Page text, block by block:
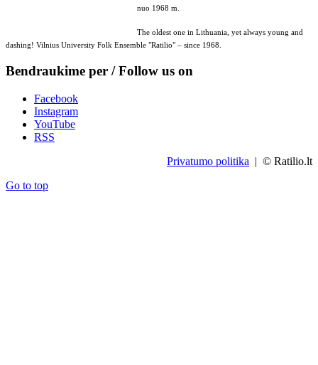
nuo 1968 m.
The oldest one in Lithuania, yet always young and
dashing! Vilnius University Folk Ensemble "Ratilio" – since 1968.
Bendraukime per / Follow us on
Facebook
Instagram
YouTube
RSS
Privatumo politika | © Ratilio.lt
Go to top